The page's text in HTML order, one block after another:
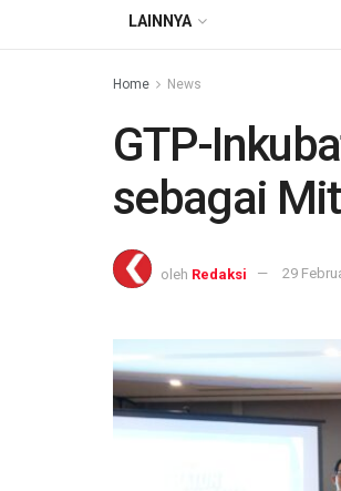
LAINNYA
Home News
GTP-
sebagai
oleh Redaksi 29